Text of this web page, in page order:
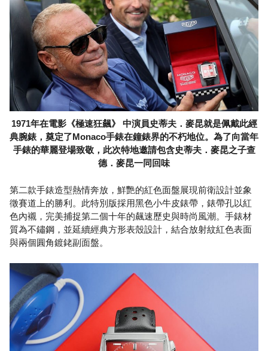
1971年在電影《極速狂飆》 中演員史蒂夫．麥昆就是佩戴此經
典腕錶，奠定了Monaco手錶在鐘錶界的不朽地位。為了向當年
手錶的華麗登場致敬，此次特地邀請包含史蒂夫．麥昆之子查
德．麥昆一同回味
第二款手錶造型熱情奔放，鮮艷的紅色面盤展現前衛設計並象
徵賽道上的勝利。此特別版採用黑色小牛皮錶帶，錶帶孔以紅
色內襯，完美捕捉第二個十年的飆速歷史與時尚風潮。手錶材
質為不鏽鋼，並延續經典方形表殼設計，結合放射紋紅色表面
與兩個圓角鍍銠副面盤。